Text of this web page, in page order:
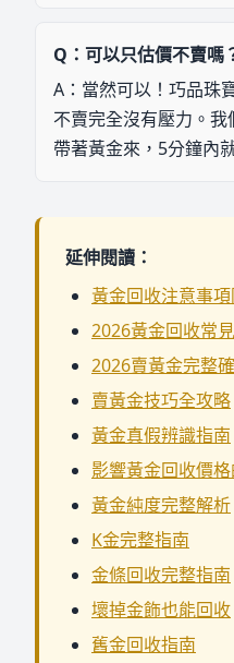
Q： 可以只估價不賣嗎
A： 當然可以！巧品珠
不賣完全沒有壓力。我
帶著黃金來，5分鐘內
延伸閱讀：
黃金回收注意事
2026黃金回收常
2026賣黃金完整
賣黃金技巧全攻略
黃金真假辨識指南
影響黃金回收價
黃金純度完整解析
K金完整指南
金條回收完整指南
壞掉金飾也能回收
舊金回收指南